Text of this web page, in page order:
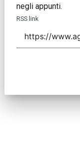
negli appunti.
RSS link